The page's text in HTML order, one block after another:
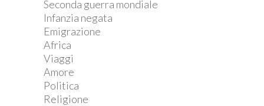
Seconda guerra mondiale
Infanzia negata
Emigrazione
Africa
Viaggi
Amore
Politica
Religione